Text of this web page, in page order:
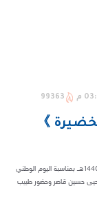
م 99363
》
أحتفل منسوبي مركز الرعاية الصحية الأولية بخضيرة اليوم الثلاثاء ١٤٤٠/١/١٥هـ بمناسبة اليوم الوطني
يحيى حسين قاصر وحضور طبيب